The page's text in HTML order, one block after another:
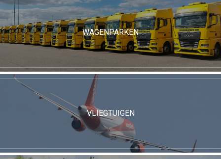
WAGENPARKEN
VLIEGTUIGEN